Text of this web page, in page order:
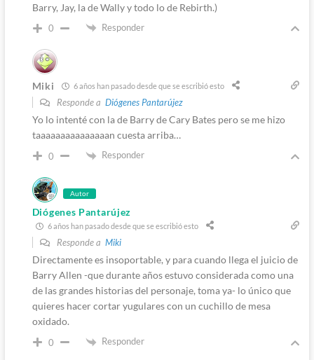
Barry, Jay, la de Wally y todo lo de Rebirth.)
0 Responder
Miki 6 años han pasado desde que se escribió esto
Responde a Diógenes Pantarújez
Yo lo intenté con la de Barry de Cary Bates pero se me hizo
taaaaaaaaaaaaaaan cuesta arriba…
0 Responder
Autor
Diógenes Pantarújez
6 años han pasado desde que se escribió esto
Responde a Miki
Directamente es insoportable, y para cuando llega el juicio de
Barry Allen -que durante años estuvo considerada como una
de las grandes historias del personaje, toma ya- lo único que
quieres hacer cortar yugulares con un cuchillo de mesa
oxidado.
0 Responder